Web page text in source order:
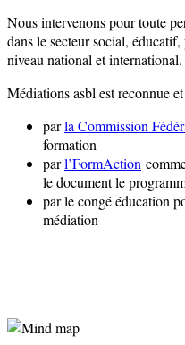
Nous intervenons pour toute
dans le secteur social,
niveau national et international.
Médiations asbl est reconnue
parla Commission
formation
parl’FormAction
le document le
par le congé éducation
médiation